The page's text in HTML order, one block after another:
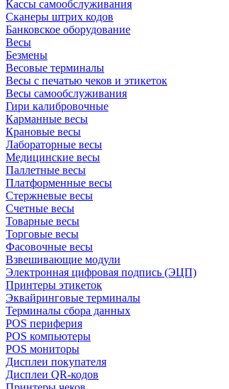
Кассы самообслуживания
Сканеры штрих кодов
Банковское оборудование
Весы
Безмены
Весовые терминалы
Весы с печатью чеков и этикеток
Весы самообслуживания
Гири калибровочные
Карманные весы
Крановые весы
Лабораторные весы
Медицинские весы
Паллетные весы
Платформенные весы
Стержневые весы
Счетные весы
Товарные весы
Торговые весы
Фасовочные весы
Взвешивающие модули
Электронная цифровая подпись (ЭЦП)
Принтеры этикеток
Эквайринговые терминалы
Терминалы сбора данных
POS периферия
POS компьютеры
POS мониторы
Дисплеи покупателя
Дисплеи QR-кодов